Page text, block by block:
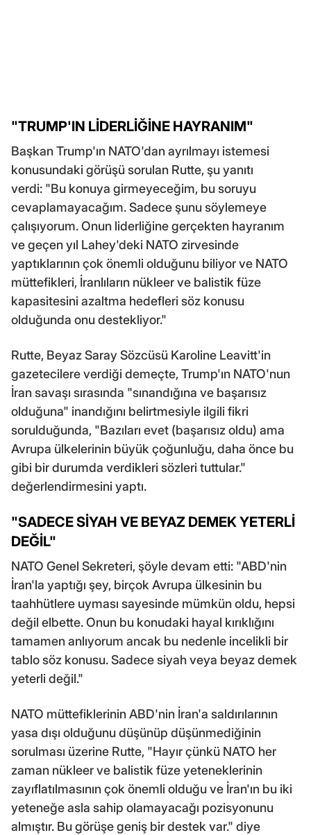
"TRUMP'IN LİDERLİĞİNE HAYRANIM"
Başkan Trump'ın NATO'dan ayrılmayı istemesi
konusundaki görüşü sorulan Rutte, şu yanıtı
verdi: "Bu konuya girmeyeceğim, bu soruyu
cevaplamayacağım. Sadece şunu söylemeye
çalışıyorum. Onun liderliğine gerçekten hayranım
ve geçen yıl Lahey'deki NATO zirvesinde
yaptıklarının çok önemli olduğunu biliyor ve NATO
müttefikleri, İranlıların nükleer ve balistik füze
kapasitesini azaltma hedefleri söz konusu
olduğunda onu destekliyor."
Rutte, Beyaz Saray Sözcüsü Karoline Leavitt'in
gazetecilere verdiği demeçte, Trump'ın NATO'nun
İran savaşı sırasında "sınandığına ve başarısız
olduğuna" inandığını belirtmesiyle ilgili fikri
sorulduğunda, "Bazıları evet (başarısız oldu) ama
Avrupa ülkelerinin büyük çoğunluğu, daha önce bu
gibi bir durumda verdikleri sözleri tuttular."
değerlendirmesini yaptı.
"SADECE SİYAH VE BEYAZ DEMEK YETERLİ
DEĞİL"
NATO Genel Sekreteri, şöyle devam etti: "ABD'nin
İran'la yaptığı şey, birçok Avrupa ülkesinin bu
taahhütlere uyması sayesinde mümkün oldu, hepsi
değil elbette. Onun bu konudaki hayal kırıklığını
tamamen anlıyorum ancak bu nedenle incelikli bir
tablo söz konusu. Sadece siyah veya beyaz demek
yeterli değil."
NATO müttefiklerinin ABD'nin İran'a saldırılarının
yasa dışı olduğunu düşünüp düşünmediğinin
sorulması üzerine Rutte, "Hayır çünkü NATO her
zaman nükleer ve balistik füze yeteneklerinin
zayıflatılmasının çok önemli olduğu ve İran'ın bu iki
yeteneğe asla sahip olamayacağı pozisyonunu
almıştır. Bu görüşe geniş bir destek var." diye